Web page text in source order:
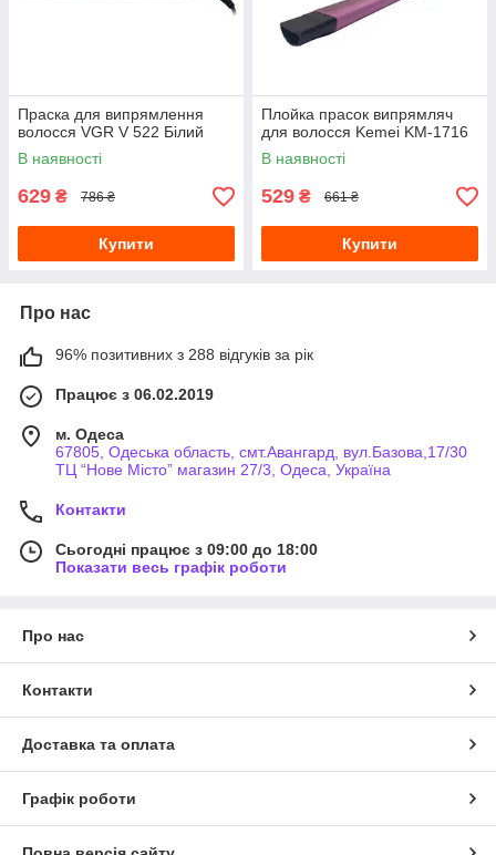
Праска для випрямлення
волосся VGR V 522 Білий
В наявності
629 ₴ 786 ₴
Купити
Плойка прасок випрямляч
для волосся Kemei KM-1716
В наявності
529 ₴ 661 ₴
Купити
Про нас
96% позитивних з 288 відгуків за рік
Працює з 06.02.2019
м. Одеса
67805, Одеська область, смт.Авангард, вул.Базова,17/30
ТЦ “Нове Місто” магазин 27/3, Одеса, Україна
Контакти
Сьогодні працює з 09:00 до 18:00
Показати весь графік роботи
Про нас
Контакти
Доставка та оплата
Графік роботи